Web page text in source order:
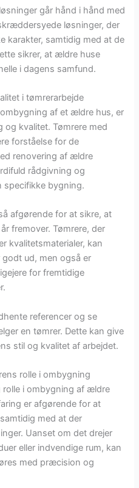
går hånd i hånd med
løsninger, der
karakter, samtidig med at de
sikrer, at ældre huse
i dagens samfund.
i tømrerarbejde
af et ældre hus, er
og kvalitet. Tømrere med
forståelse for de
renovering af ældre
rådgivning og
specifikke bygning.
afgørende for at sikre, at
fremover. Tømrere, der
kvalitetsmaterialer, kan
ud, men også er
for fremtidige
referencer og se
en tømrer. Dette kan give
stil og kvalitet af arbejdet.
rolle i ombygning
rolle i ombygning af ældre
er afgørende for at
med at der
Uanset om det drejer
eller indvendige rum, kan
med præcision og